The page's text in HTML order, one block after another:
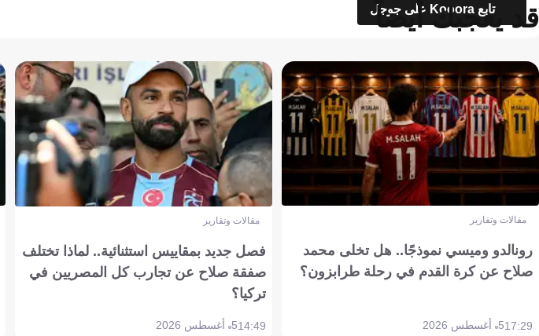
تابع Kooora على جوجل
قد يعجبك أيضاً
مقالات وتقارير
رونالدو وميسي نموذجًا.. هل تخلى محمد
صلاح عن كرة القدم في رحلة طرابزون؟
17:295 أغسطس 2026
مقالات وتقارير
فصل جديد بمقاييس استثنائية.. لماذا تختلف
صفقة صلاح عن تجارب كل المصريين في
تركيا؟
14:495 أغسطس 2026